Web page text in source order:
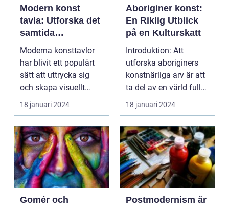
Modern konst
tavla: Utforska det
samtida
konstlandskapet
Moderna konsttavlor
har blivit ett populärt
sätt att uttrycka sig
och skapa visuellt
engagerande kon...
18 januari 2024
Aboriginer konst:
En Riklig Utblick
på en Kulturskatt
Introduktion: Att
utforska aboriginers
konstnärliga arv är att
ta del av en värld full
av rikedom oc...
18 januari 2024
Gomér och
Postmodernism är